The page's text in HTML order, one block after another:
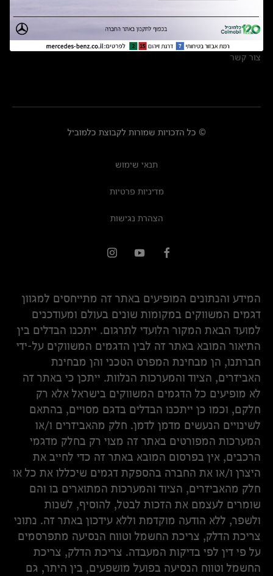
אולמות תצוגה
מרכזי שירות
צור קשר
© כל הזכויות שמורות לקבוצת כלמוביל
תנאי שימוש
מדיניות פרטיות
הצהרת נגישות
המידע והנתונים המופיעים באתר זה מתייחסים למגוון
דגמים המשווקים במקומות שונים בעולם ומעודכנים
למועד הבאת המקור הלועדי לתרגום. ייתכנו הבדלים בין
התיאור המובא באתר זה לבין הדגמים המשווקים על-ידי
חברתנו, הן מבחינת המפרט הטכני והן מבחינת
האביזרים, הציוד והמערכות הנלוות. ייתכן כי באתר זה
לא מופיעים כל הדגמים המשווקים בישראל אלא רק
חלקם, וכמו כן ייתכנו הבדלים בדגם מסויים, בהתאם
לשינויים הנעשים מדמן לדמן. חלק מהאביזרים ו/או
המערכות המפורטים באתר זה מצוי רק בחלק מדגמי
הרכבים, אין בפרסום המובא באתר זה כדי לחייב את
היצרן ו/או את החברה בהספקת דגמים שיכללו את כל או
חלק מהאביזרים, הציוד והמערכות המתוארים בו והם
שומרים לעצמם את הזכות לבטל, להוסיף, לשנות
ולשפר, ללא הודעה מוקדמת וללא עידכון באתר זה. נתוני
צריכת הדלק, צריכת החשמל וטווח הנסיעה מתפרסמים
על פי דין לפי בדיקות המעבדה. צריכת הדלק, צריכת
החשמל וטווח הנסיעה בפועל מושפעים, בין היתר, גם